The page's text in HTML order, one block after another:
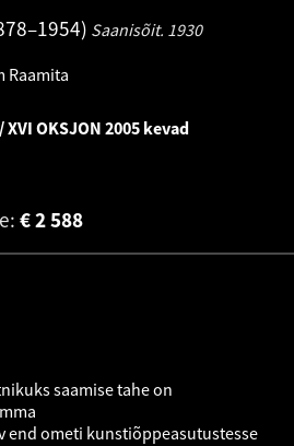
Saanisõit. 1930
Raamita
XVI OKSJON 2005 kevad
2 588
€
saamise tahe on
end ometi kunstiõppeasutustesse